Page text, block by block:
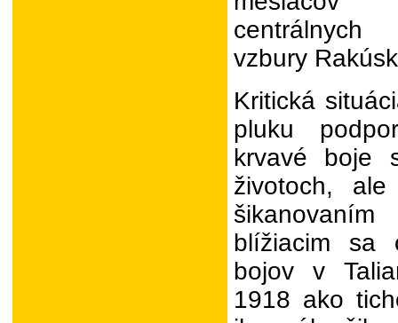
vzbury
Kritická
pluku
krvavé boje
životoch,
blížiacim sa
bojov v
1918 ako